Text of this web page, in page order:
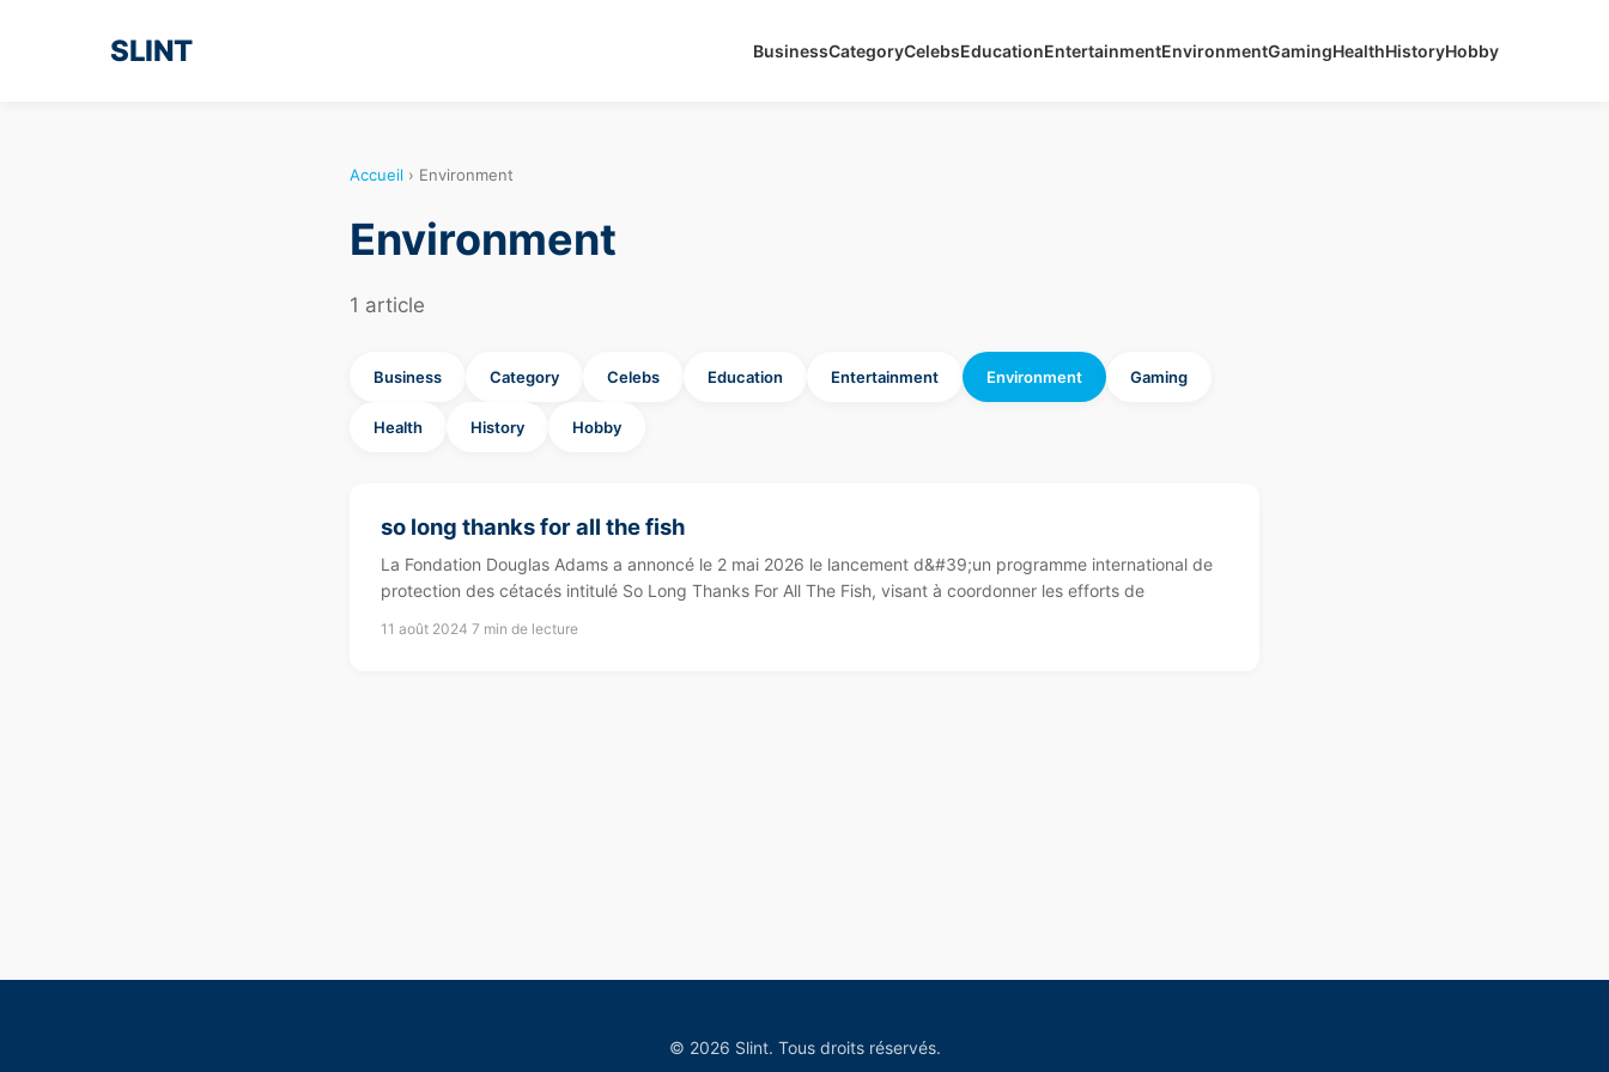
SLINT BusinessCategoryCelebsEducationEntertainmentEnvironmentGamingHealthHistoryHobby
Accueil › Environment
Environment
1 article
Business Category Celebs Education Entertainment Environment Gaming
Health History Hobby
so long thanks for all the fish
La Fondation Douglas Adams a annoncé le 2 mai 2026 le lancement d&#39;un programme international de
protection des cétacés intitulé So Long Thanks For All The Fish, visant à coordonner les efforts de
11 août 2024 7 min de lecture
© 2026 Slint. Tous droits réservés.